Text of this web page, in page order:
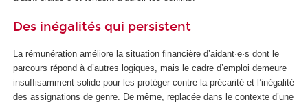
Des inégalités qui persistent
La rémunération améliore la situation financière d’aidant·e·s dont le
parcours répond à d’autres logiques, mais le cadre d’emploi demeure
insuffisamment solide pour les protéger contre la précarité et l’inégalité
des assignations de genre. De même, replacée dans le contexte d’une